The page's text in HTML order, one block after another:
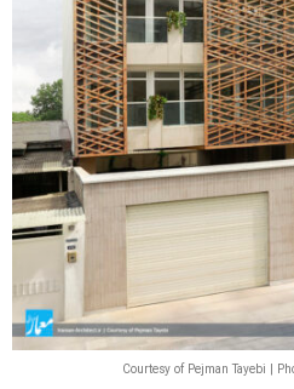
Courtesy of Pejman Tayebi |